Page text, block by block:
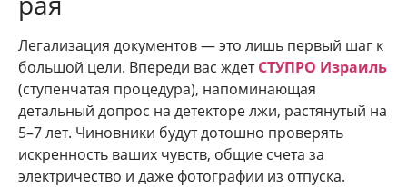
Легализация документов — это лишь первый шаг к
большой цели. Впереди вас ждетСТУПРО Израиль
(ступенчатая процедура), напоминающая
детальный допрос на детекторе лжи, растянутый на
5–7 лет. Чиновники будут дотошно проверять
искренность ваших чувств, общие счета за
электричество и даже фотографии из отпуска.